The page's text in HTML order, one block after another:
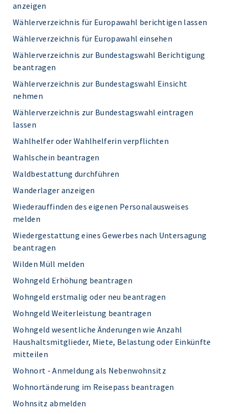
anzeigen
Wählerverzeichnis für Europawahl berichtigen lassen
Wählerverzeichnis für Europawahl einsehen
Wählerverzeichnis zur Bundestagswahl Berichtigung
beantragen
Wählerverzeichnis zur Bundestagswahl Einsicht
nehmen
Wählerverzeichnis zur Bundestagswahl eintragen
lassen
Wahlhelfer oder Wahlhelferin verpflichten
Wahlschein beantragen
Waldbestattung durchführen
Wanderlager anzeigen
Wiederauffinden des eigenen Personalausweises
melden
Wiedergestattung eines Gewerbes nach Untersagung
beantragen
Wilden Müll melden
Wohngeld Erhöhung beantragen
Wohngeld erstmalig oder neu beantragen
Wohngeld Weiterleistung beantragen
Wohngeld wesentliche Änderungen wie Anzahl
Haushaltsmitglieder, Miete, Belastung oder Einkünfte
mitteilen
Wohnort - Anmeldung als Nebenwohnsitz
Wohnortänderung im Reisepass beantragen
Wohnsitz abmelden